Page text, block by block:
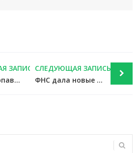
ЗАПИСЬ
НДФЛ, не попавший в бюджет из-за проблем банка, налоговому агенту не вернуть — новости налоги
СЛЕДУЮЩАЯ ЗАПИСЬ
ФНС дала новые инструкции, как избежать налога на снесенную недвижимость — новости налоги